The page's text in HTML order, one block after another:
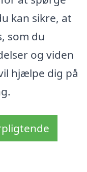
kan sikre, at
som du
og viden
hjælpe dig på